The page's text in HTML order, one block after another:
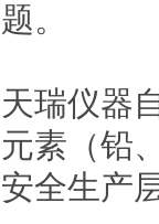
题。
天瑞仪器
元素（铅
安全生产